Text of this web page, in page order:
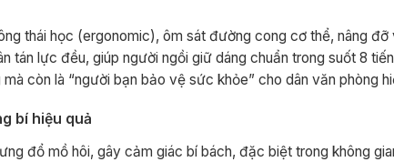
thái học (ergonomic), ôm sát đường cong cơ thể, nâng đỡ
tán lực đều, giúp người ngồi giữ dáng chuẩn trong suốt 8
còn là “người bạn bảo vệ sức khỏe” cho dân văn phòng
bí hiệu quả
đổ mồ hôi, gây cảm giác bí bách, đặc biệt trong không